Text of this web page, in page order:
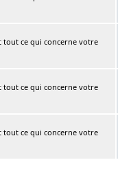
tout ce qui concerne votre
tout ce qui concerne votre
tout ce qui concerne votre